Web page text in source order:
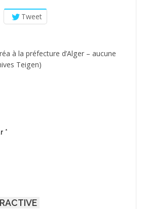
Tweet
à la préfecture d’Alger – aucune
Teigen)
*